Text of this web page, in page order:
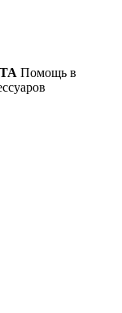
Помощь в